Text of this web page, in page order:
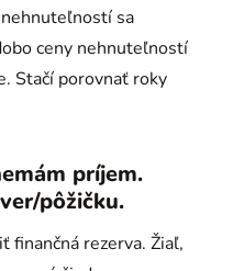
sa
ceny nehnuteľností
Stačí porovnať roky
príjem.
pôžičku.
finančná rezerva. Žiaľ,